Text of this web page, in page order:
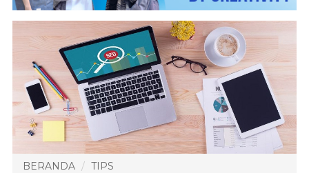
BERANDA TIPS